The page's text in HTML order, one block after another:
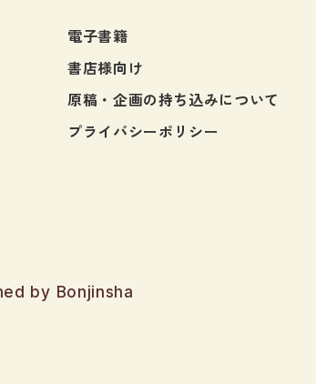
電子書籍
書店様向け
原稿・企画の持ち込みについて
プライバシーポリシー
by Bonjinsha